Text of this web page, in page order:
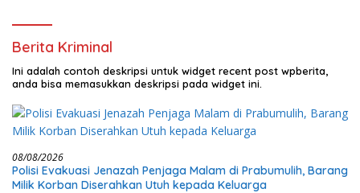
Berita Kriminal
Ini adalah contoh deskripsi untuk widget recent post wpberita,
anda bisa memasukkan deskripsi pada widget ini.
08/08/2026
Polisi Evakuasi Jenazah Penjaga Malam di Prabumulih, Barang
Milik Korban Diserahkan Utuh kepada Keluarga